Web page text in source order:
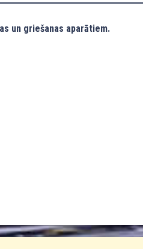
un griešanas aparātiem.